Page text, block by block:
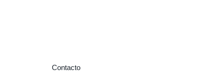
Contacto